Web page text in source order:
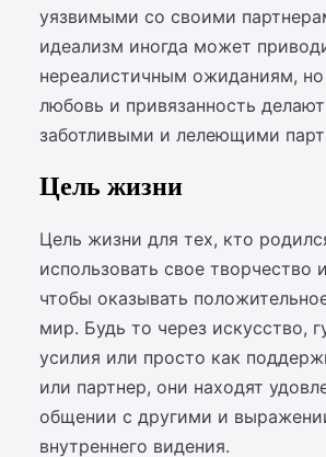
уязвимыми со своими
идеализм иногда может
нереалистичным ожиданиям, но
любовь и привязанность
заботливыми и лелеющими
Цель жизни
Цель жизни для тех, кто
использовать свое творчество
чтобы оказывать
мир. Будь то через искусство,
усилия или просто как
или партнер, они находят
общении с другими и
внутреннего видения.